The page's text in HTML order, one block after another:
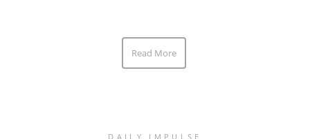
Read More
DAILY IMPULSE